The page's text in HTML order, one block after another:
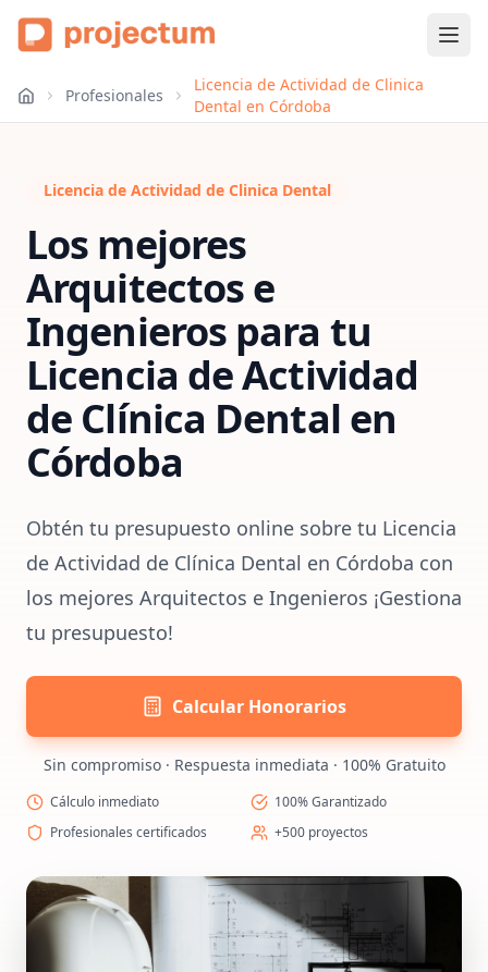
Profesionales
Licencia de Actividad de Clinica
Dental en Córdoba
Licencia de Actividad de Clinica Dental
Los mejores
Arquitectos e
Ingenieros para tu
Licencia de Actividad
de Clínica Dental en
Córdoba
Obtén tu presupuesto online sobre tu Licencia
de Actividad de Clínica Dental en Córdoba con
los mejores Arquitectos e Ingenieros ¡Gestiona
tu presupuesto!
Calcular Honorarios
Sin compromiso · Respuesta inmediata · 100% Gratuito
Cálculo inmediato
100% Garantizado
Profesionales certificados
+500 proyectos